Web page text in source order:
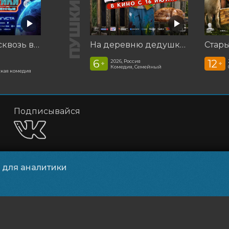
Смешарики сквозь вселенные
комедия
На деревню дедушке 2
6 +
2026, Россия
Комедия, Семейный
12 +
аналитики
Подписывайся